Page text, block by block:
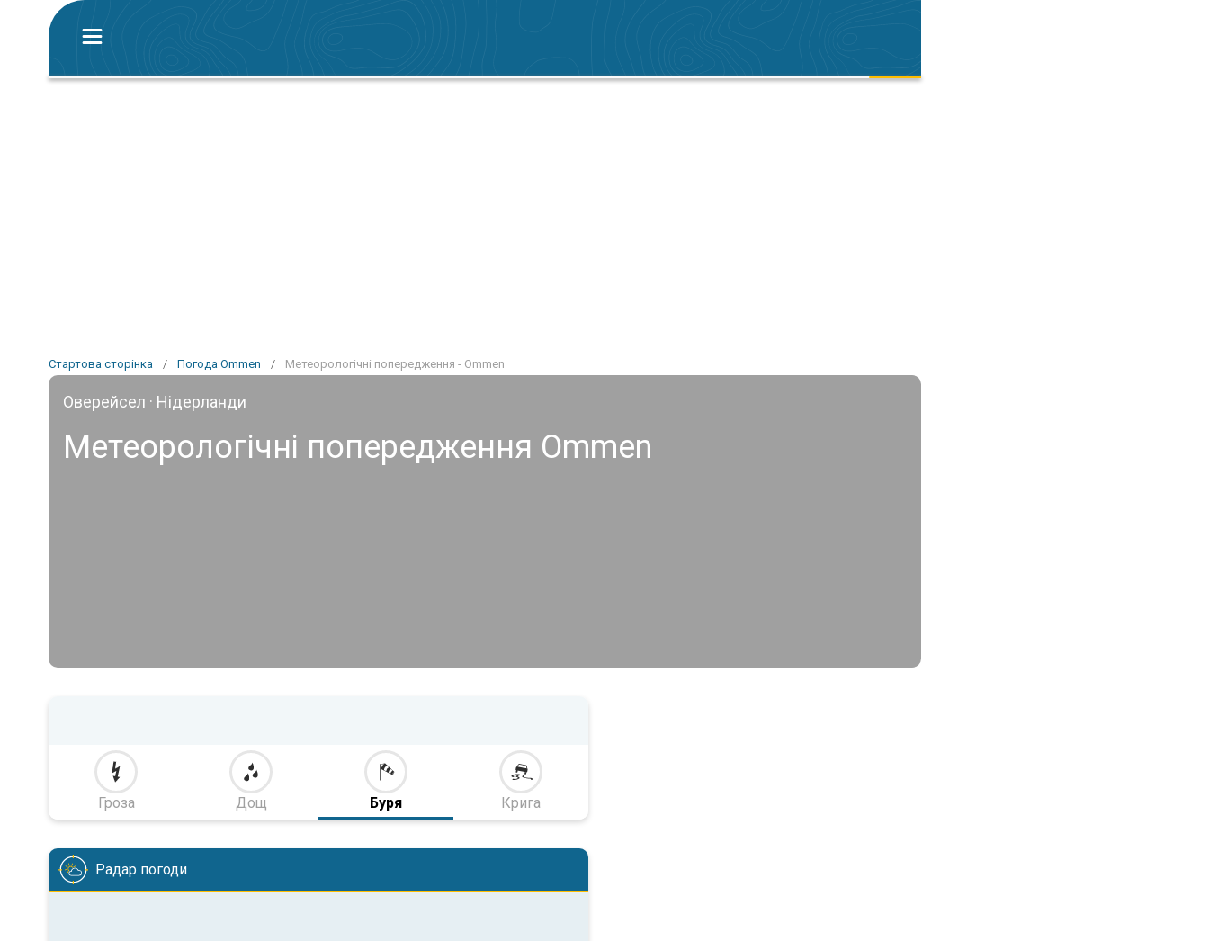
Стартова сторінка / Погода Ommen / Метеорологічні попередження - Ommen
Оверейсел · Нідерланди
Метеорологічні попередження Ommen
Гроза Дощ Буря Крига
Радар погоди